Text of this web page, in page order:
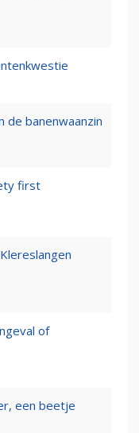
de banenwaanzin
first
of
een beetje